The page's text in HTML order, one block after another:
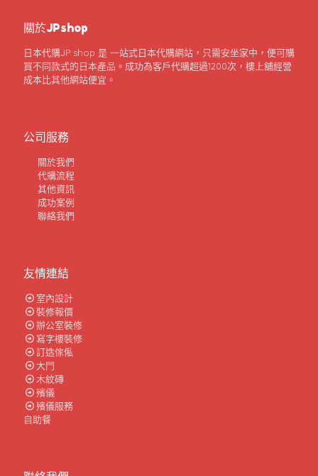
關於JPshop
日本代購JP shop 是 一站式日本代購網站，只需安坐家中，便可購
買不同款式的日本產品。成功為客戶代購超過1200次，樓上舖經營
成本比其他網站便宜。
公司服務
關於我們
代購流程
其他資訊
成功案例
聯絡我們
友情連結
室內設計
裝修報價
辦公室裝修
寫字樓裝修
訂造傢俬
大門
木紋磚
殯儀
殯儀服務
自助餐